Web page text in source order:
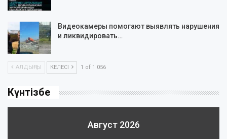
Видеокамеры помогают выявлять нарушения
и ликвидировать…
АЛДЫҢҒЫ КЕЛЕСІ 1 of 1 056
Күнтізбе
Август 2026